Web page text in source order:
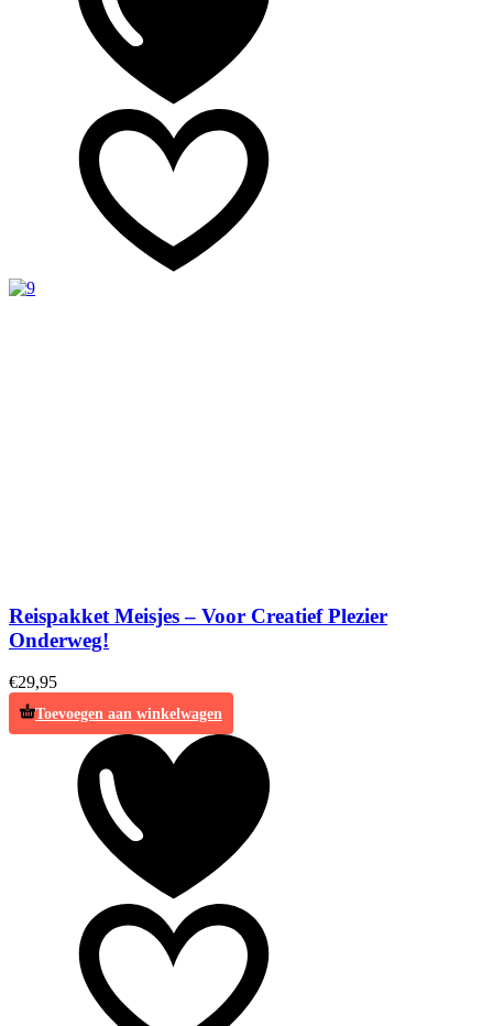
Reispakket Meisjes – Voor Creatief Plezier
Onderweg!
€29,95
Toevoegen aan winkelwagen